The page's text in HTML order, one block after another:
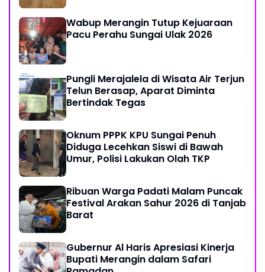
Wabup Merangin Tutup Kejuaraan
Pacu Perahu Sungai Ulak 2026
Pungli Merajalela di Wisata Air Terjun
Telun Berasap, Aparat Diminta
Bertindak Tegas
Oknum PPPK KPU Sungai Penuh
Diduga Lecehkan Siswi di Bawah
Umur, Polisi Lakukan Olah TKP
Ribuan Warga Padati Malam Puncak
Festival Arakan Sahur 2026 di Tanjab
Barat
Gubernur Al Haris Apresiasi Kinerja
Bupati Merangin dalam Safari